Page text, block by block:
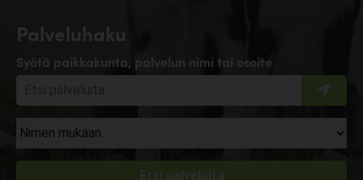
Palveluhaku
Syötä paikkakunta, palvelun nimi tai osoite